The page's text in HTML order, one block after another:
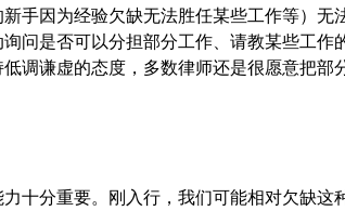
手因为经验欠缺无法胜任某些工作等）无
问是否可以分担部分工作、请教某些工作
调谦虚的态度，多数律师还是很愿意把部
十分重要。刚入行，我们可能相对欠缺这